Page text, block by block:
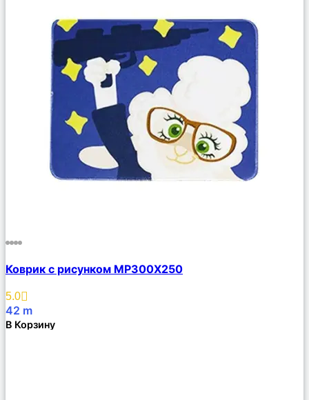
Описание
Избранное
Коврик с рисунком MP300X250
5.0
42 m
В Корзину